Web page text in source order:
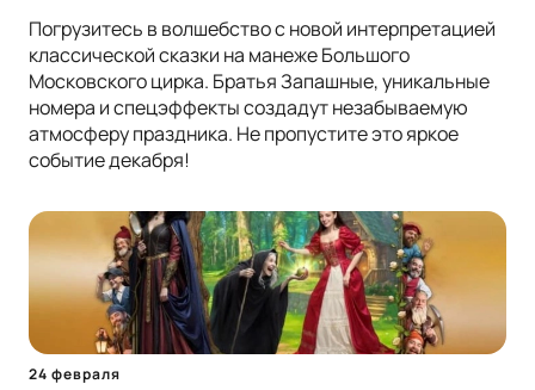
Погрузитесь в волшебство с новой интерпретацией
классической сказки на манеже Большого
Московского цирка. Братья Запашные, уникальные
номера и спецэффекты создадут незабываемую
атмосферу праздника. Не пропустите это яркое
событие декабря!
24 февраля